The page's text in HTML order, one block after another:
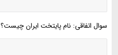
سوال اتفاقی: نام پایتخت ایران چیست؟